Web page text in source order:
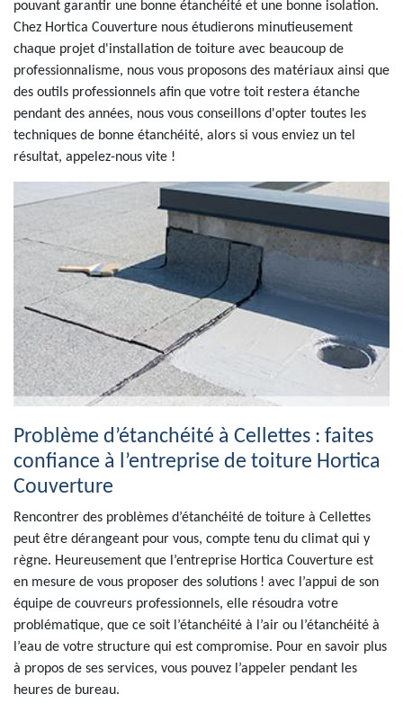
pouvant garantir une bonne étanchéité et une bonne isolation.
Chez Hortica Couverture nous étudierons minutieusement
chaque projet d'installation de toiture avec beaucoup de
professionnalisme, nous vous proposons des matériaux ainsi que
des outils professionnels afin que votre toit restera étanche
pendant des années, nous vous conseillons d'opter toutes les
techniques de bonne étanchéité, alors si vous enviez un tel
résultat, appelez-nous vite !
Problème d’étanchéité à Cellettes : faites
confiance à l’entreprise de toiture Hortica
Couverture
Rencontrer des problèmes d’étanchéité de toiture à Cellettes
peut être dérangeant pour vous, compte tenu du climat qui y
règne. Heureusement que l’entreprise Hortica Couverture est
en mesure de vous proposer des solutions ! avec l’appui de son
équipe de couvreurs professionnels, elle résoudra votre
problématique, que ce soit l’étanchéité à l’air ou l’étanchéité à
l’eau de votre structure qui est compromise. Pour en savoir plus
à propos de ses services, vous pouvez l’appeler pendant les
heures de bureau.